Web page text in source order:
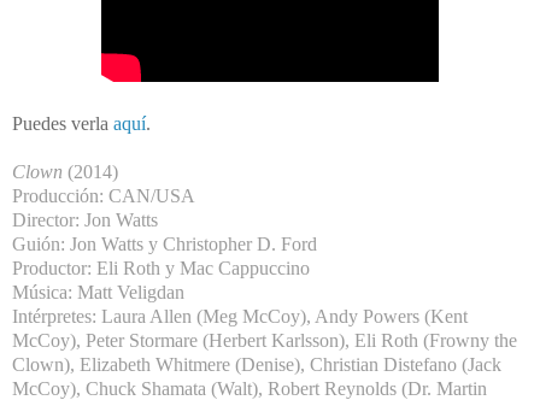
Puedes verla aquí.
Clown (2014)
Producción: CAN/USA
Director: Jon Watts
Guión: Jon Watts y Christopher D. Ford
Productor: Eli Roth y Mac Cappuccino
Música: Matt Veligdan
Intérpretes: Laura Allen (Meg McCoy), Andy Powers (Kent
McCoy), Peter Stormare (Herbert Karlsson), Eli Roth (Frowny the
Clown), Elizabeth Whitmere (Denise), Christian Distefano (Jack
McCoy), Chuck Shamata (Walt), Robert Reynolds (Dr. Martin